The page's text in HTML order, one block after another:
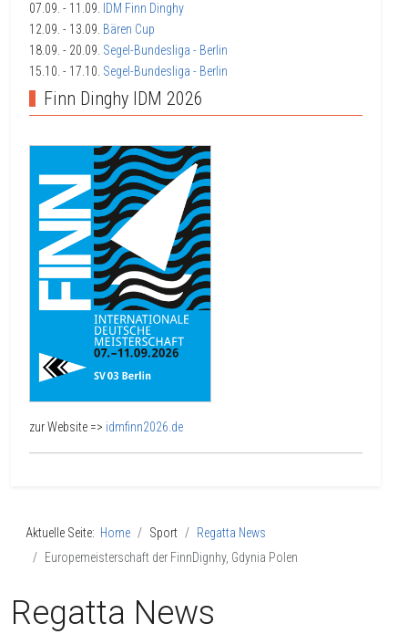
07.09. - 11.09. IDM Finn Dinghy
12.09. - 13.09. Bären Cup
18.09. - 20.09. Segel-Bundesliga - Berlin
15.10. - 17.10. Segel-Bundesliga - Berlin
Finn Dinghy IDM 2026
zur Website => idmfinn2026.de
Aktuelle Seite: Home Sport
Regatta News
Europemeisterschaft der FinnDignhy, Gdynia Polen
Regatta News